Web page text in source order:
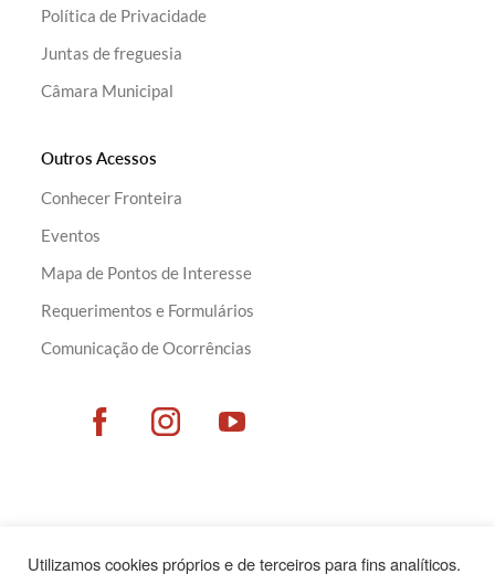
Política de Privacidade
Juntas de freguesia
Câmara Municipal
Outros Acessos
Conhecer Fronteira
Eventos
Mapa de Pontos de Interesse
Requerimentos e Formulários
Comunicação de Ocorrências
Utilizamos cookies próprios e de terceiros para fins analíticos.